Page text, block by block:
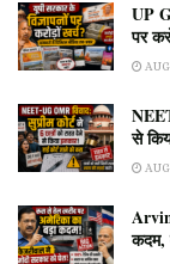
UP
पर
से
कदम,